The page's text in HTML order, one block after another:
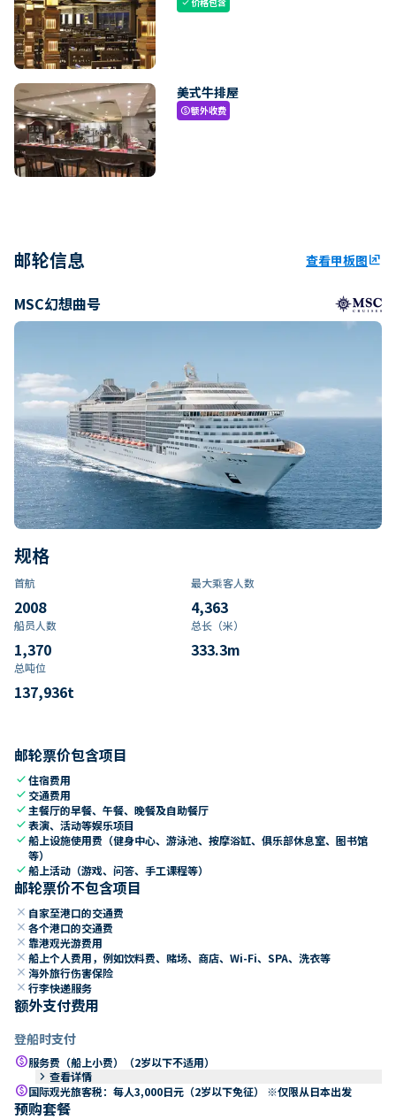
check
美式牛排屋
paid额外收费
邮轮信息 查看甲板图ungroup
MSC幻想曲号
规格
首航
2008
最大乘客人数
4,363
船员人数
1,370
总长（米）
333.3m
总吨位
137,936t
邮轮票价包含项目
check住宿费用
check 交通费用
check 主餐厅的早餐、午餐、晚餐及自助餐厅
check表演、活动等娱乐项目
check船上设施使用费（健身中心、游泳池、按摩浴缸、俱乐部休息室、图书馆
等）
check船上活动（游戏、问答、手工课程等）
邮轮票价不包含项目
close 自家至港口的交通费
close 各个港口的交通费
close 靠港观光游费用
close 船上个人费用，例如饮料费、赌场、商店、Wi-Fi、SPA、洗衣等
close 海外旅行伤害保险
close 行李快递服务
额外支付费用
登船时支付
paid服务费（船上小费）（2岁以下不适用）
keyboard_arrow_right 查看详情
paid国际观光旅客税：每人3,000日元（2岁以下免征） ※仅限从日本出发
预购套餐